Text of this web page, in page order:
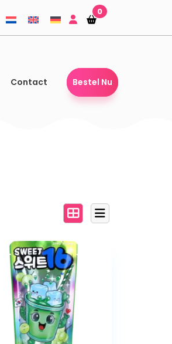
Winkelmandje
Winkelmandje
0
Contact Bestel Nu